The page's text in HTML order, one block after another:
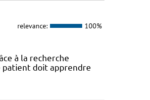
relevance: 100%
à la recherche
patient doit apprendre